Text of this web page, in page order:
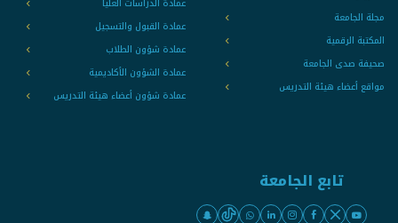
مجلة الجامعة
المكتبة الرقمية
صحيفة صدى الجامعة
مواقع أعضاء هيئة التدريس
عمادة الدراسات العليا
عمادة القبول والتسجيل
عمادة شؤون الطلاب
عمادة الشؤون الأكاديمية
عمادة شؤون أعضاء هيئة التدريس
تابع الجامعة